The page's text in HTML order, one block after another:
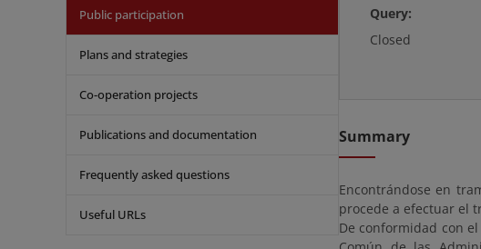
Public participation
Plans and strategies
Co-operation projects
Publications and documentation
Frequently asked questions
Useful URLs
Query:
Closed
Summary
Encontrándose en
procede a efectuar el
De conformidad con